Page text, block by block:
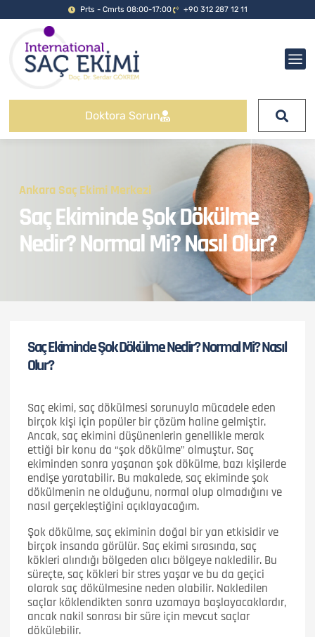
Prts - Cmrts 08:00-17:00 +90 312 287 12 11
Doktora Sorun
Ankara Saç Ekimi Merkezi
Saç Ekiminde Şok Dökülme
Nedir? Normal Mi? Nasıl Olur?
Saç Ekiminde Şok Dökülme Nedir? Normal Mi? Nasıl
Olur?
Saç ekimi, saç dökülmesi sorunuyla mücadele eden
birçok kişi için popüler bir çözüm haline gelmiştir.
Ancak, saç ekimini düşünenlerin genellikle merak
ettiği bir konu da “şok dökülme” olmuştur. Saç
ekiminden sonra yaşanan şok dökülme, bazı kişilerde
endişe yaratabilir. Bu makalede, saç ekiminde şok
dökülmenin ne olduğunu, normal olup olmadığını ve
nasıl gerçekleştiğini açıklayacağım.
Şok dökülme, saç ekiminin doğal bir yan etkisidir ve
birçok insanda görülür. Saç ekimi sırasında, saç
kökleri alındığı bölgeden alıcı bölgeye nakledilir. Bu
süreçte, saç kökleri bir stres yaşar ve bu da geçici
olarak saç dökülmesine neden olabilir. Nakledilen
saçlar köklendikten sonra uzamaya başlayacaklardır,
ancak nakil sonrası bir süre için mevcut saçlar
dökülebilir.